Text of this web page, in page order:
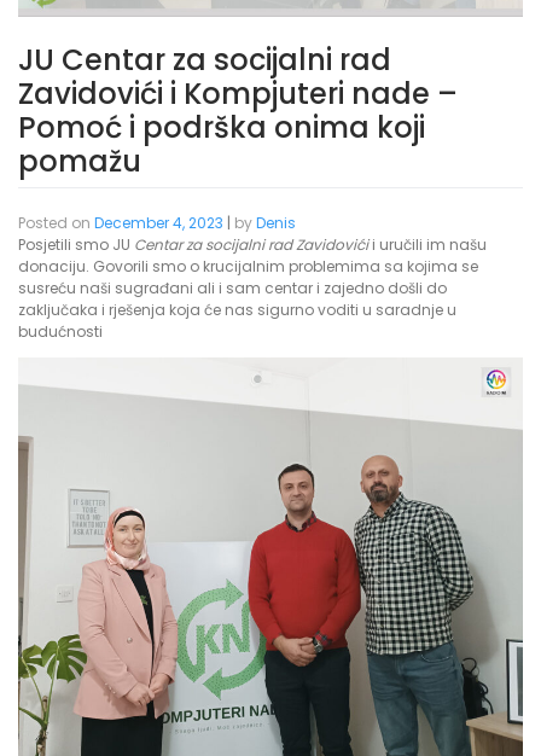
JU Centar za socijalni rad
Zavidovići i Kompjuteri nade –
Pomoć i podrška onima koji
pomažu
Posted on December 4, 2023 | byDenis
Posjetili smo JU Centar za socijalni rad Zavidovićii uručili im našu
donaciju. Govorili smo o krucijalnim problemima sa kojima se
susreću naši sugrađani ali i sam centar i zajedno došli do
zaključaka i rješenja koja će nas sigurno voditi u saradnje u
budućnosti